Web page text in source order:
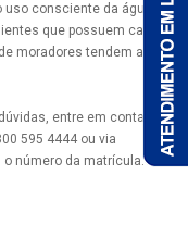
consciente da água,
que possuem caixas
moradores tendem a
entre em contato
595 4444 ou via
o número da matrícula.